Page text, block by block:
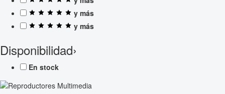
y más
y más
Disponibilidad›
En stock